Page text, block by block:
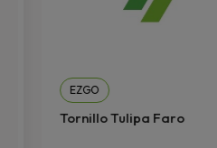
EZGO
Tornillo Tulipa Faro